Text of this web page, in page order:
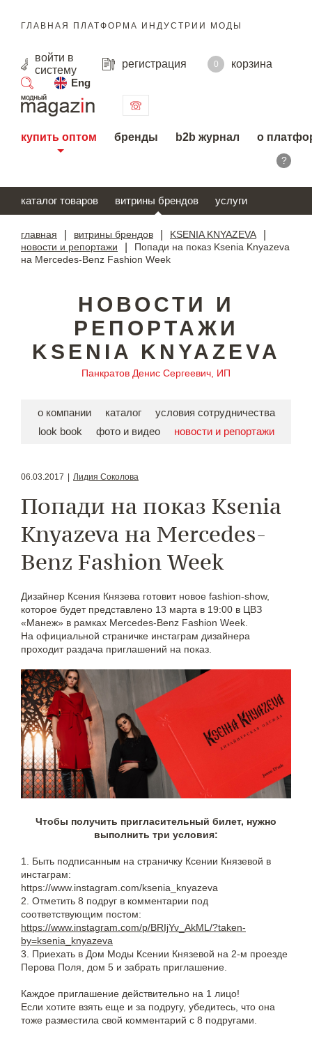
ГЛАВНАЯ ПЛАТФОРМА ИНДУСТРИИ МОДЫ
войти в
систему
регистрация 0
корзина
Eng
поиск
купить оптом бренды b2b журнал о
?
каталог товаров витрины брендов услуги
главная витрины брендов KSENIA KNYAZEVA
новости и репортажи
Попади на показ Ksenia Knyazeva
на Mercedes-Benz Fashion Week
НОВОСТИ И
РЕПОРТАЖИ
KSENIA KNYAZEVA
Панкратов Денис Сергеевич, ИП
о компании каталог
условия сотрудничества
look book
фото и видео новости и репортажи
06.03.2017 Лидия Соколова
Попади на показ Ksenia
Knyazeva на Mercedes-
Benz Fashion Week
Дизайнер Ксения Князева готовит новое fashion-show,
которое будет представлено 13 марта в 19:00 в ЦВЗ
«Манеж» в рамках Mercedes-Benz Fashion Week.
На официальной страничке инстаграм дизайнера
проходит раздача приглашений на показ.
Чтобы получить пригласительный билет, нужно
выполнить три условия:
1. Быть подписанным на страничку Ксении Князевой в
инстаграм:
https://www.instagram.com/ksenia_knyazeva
2. Отметить 8 подруг в комментарии под
соответствующим постом:
https://www.instagram.com/p/BRIjYv_AkML/?taken-
by=ksenia_knyazeva
3. Приехать в Дом Моды Ксении Князевой на 2-м проезде
Перова Поля, дом 5 и забрать приглашение.
Каждое приглашение действительно на 1 лицо!
Если хотите взять еще и за подругу, убедитесь, что она
тоже разместила свой комментарий с 8 подругами.